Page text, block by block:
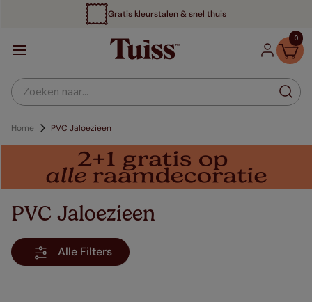
Tot 70% voordeliger
0
Zoeken naar...
Home PVC Jaloezieen
PVC Jaloezieen
Alle Filters